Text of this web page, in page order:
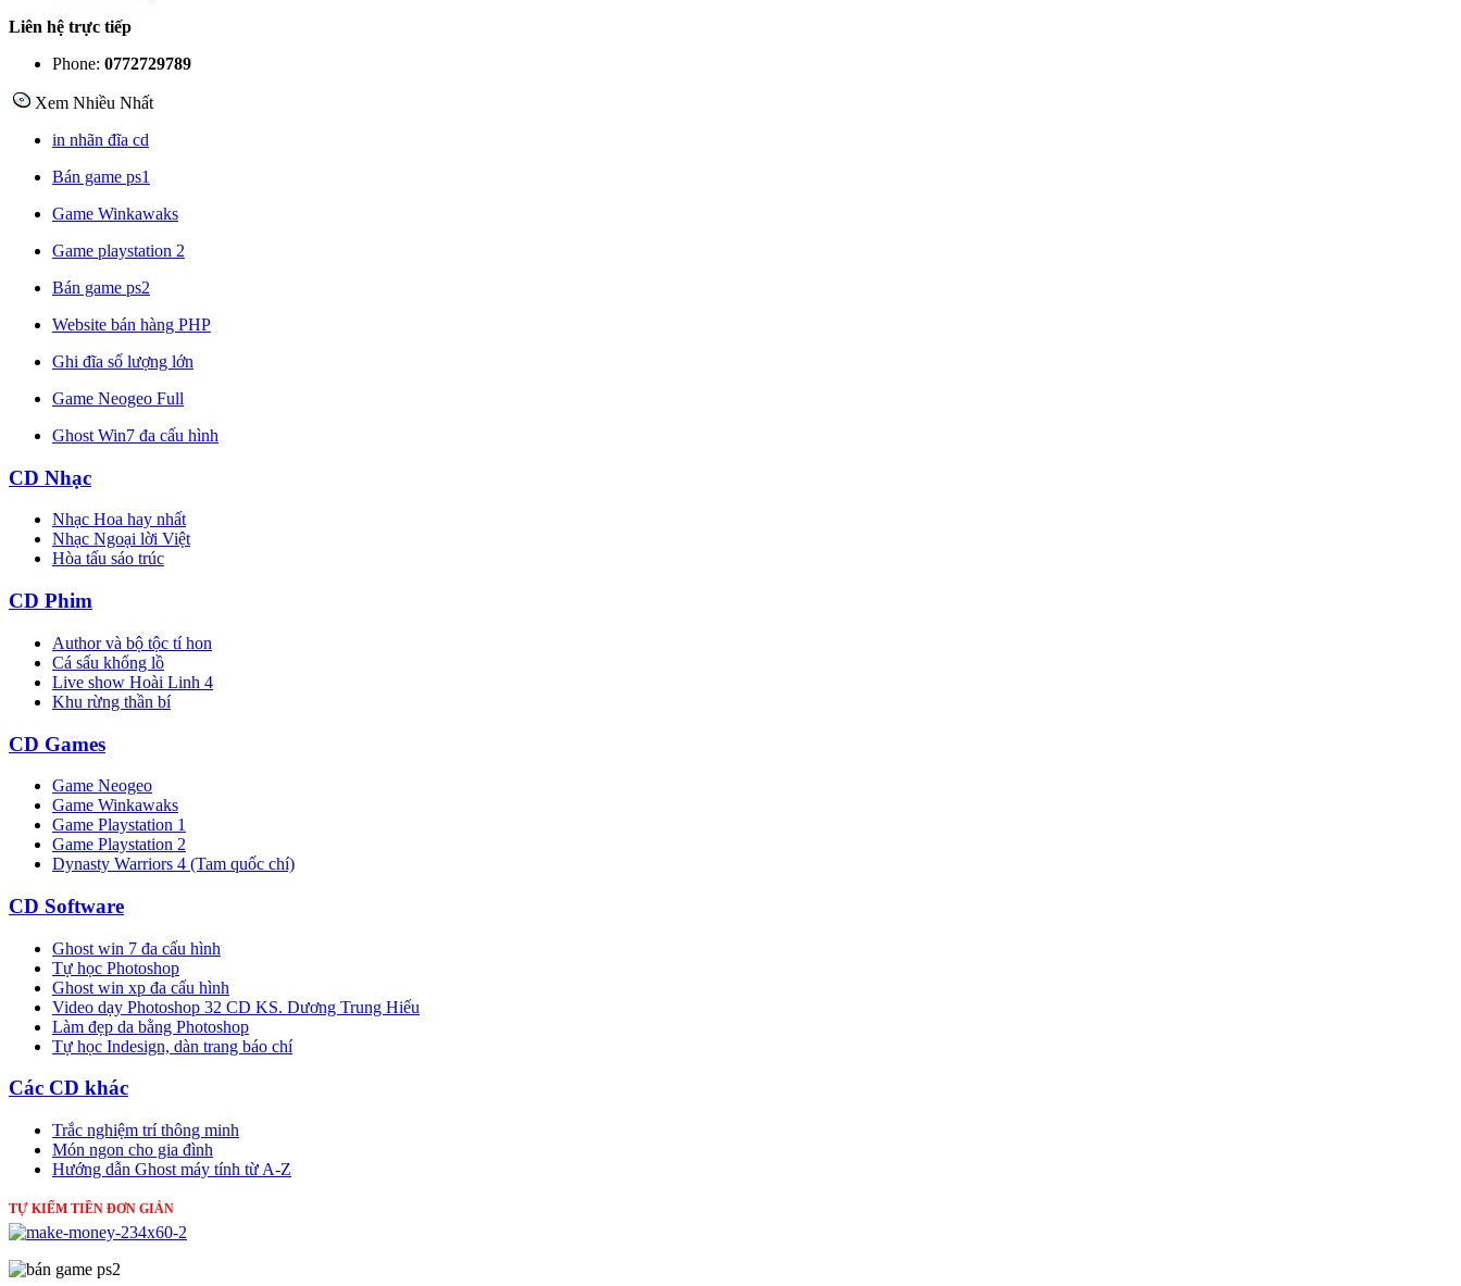
Liên hệ trực tiếp
Phone: 0772729789
Xem Nhiều Nhất
in nhãn đĩa cd
Bán game ps1
Game Winkawaks
Game playstation 2
Bán game ps2
Website bán hàng PHP
Ghi đĩa số lượng lớn
Game Neogeo Full
Ghost Win7 đa cấu hình
CD Nhạc
Nhạc Hoa hay nhất
Nhạc Ngoại lời Việt
Hòa tấu sáo trúc
CD Phim
Author và bộ tộc tí hon
Cá sấu khổng lồ
Live show Hoài Linh 4
Khu rừng thần bí
CD Games
Game Neogeo
Game Winkawaks
Game Playstation 1
Game Playstation 2
Dynasty Warriors 4 (Tam quốc chí)
CD Software
Ghost win 7 đa cấu hình
Tự học Photoshop
Ghost win xp đa cấu hình
Video dạy Photoshop 32 CD KS. Dương Trung Hiếu
Làm đẹp da bằng Photoshop
Tự học Indesign, dàn trang báo chí
Các CD khác
Trắc nghiệm trí thông minh
Món ngon cho gia đình
Hướng dẫn Ghost máy tính từ A-Z
TỰ KIẾM TIỀN ĐƠN GIẢN